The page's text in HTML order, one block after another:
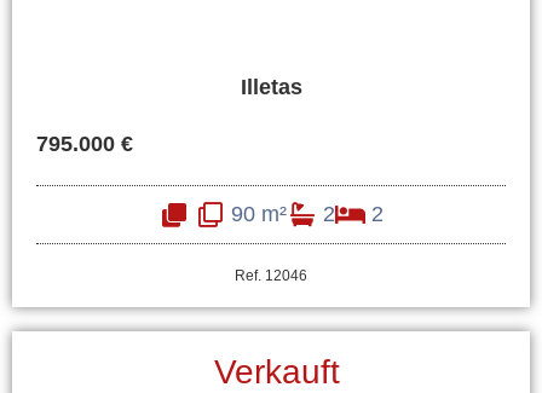
Illetas
795.000 €
90 m² 2 2
Ref. 12046
Verkauft